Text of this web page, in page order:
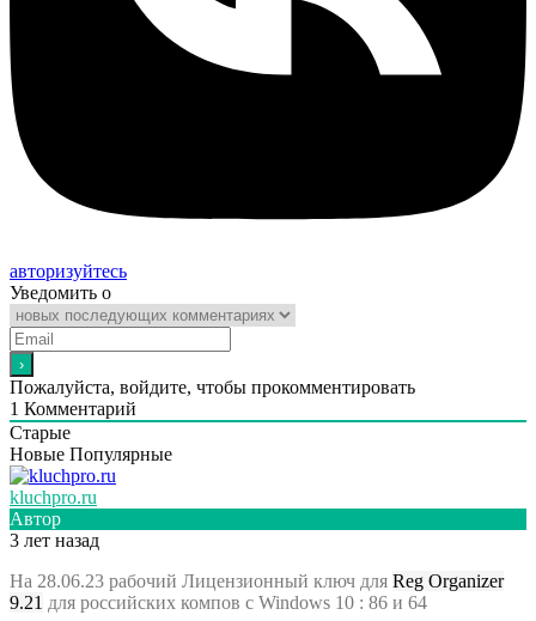
авторизуйтесь
Уведомить о
Пожалуйста, войдите, чтобы прокомментировать
1 Комментарий
Старые
Новые Популярные
kluchpro.ru
Автор
3 лет назад
На 28.06.23 рабочий Лицензионный ключ для Reg Organizer
9.21 для российских компов с Windows 10 : 86 и 64